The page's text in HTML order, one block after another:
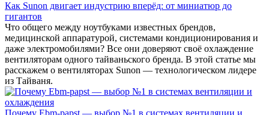
Как Sunon двигает индустрию вперёд: от миниатюр до
гигантов
Что общего между ноутбуками известных брендов,
медицинской аппаратурой, системами кондиционирования и
даже электромобилями? Все они доверяют своё охлаждение
вентиляторам одного тайваньского бренда. В этой статье мы
расскажем о вентиляторах Sunon — технологическом лидере
из Тайваня.
Почему Ebm-papst — выбор №1 в системах вентиляции и